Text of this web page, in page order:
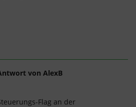
von AlexB
Flag an der